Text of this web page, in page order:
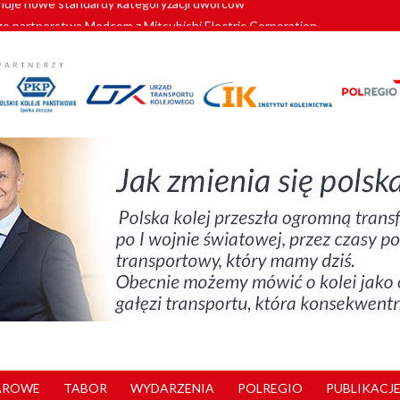
znów szuka dostawcy nowych EZT
kolejowych w północnej Wielkopolsce. Łatwiejsze dojazdy do pracy i
nowe standardy kategoryzacji dworców
TABOR WYDARZENIA POLREGIO